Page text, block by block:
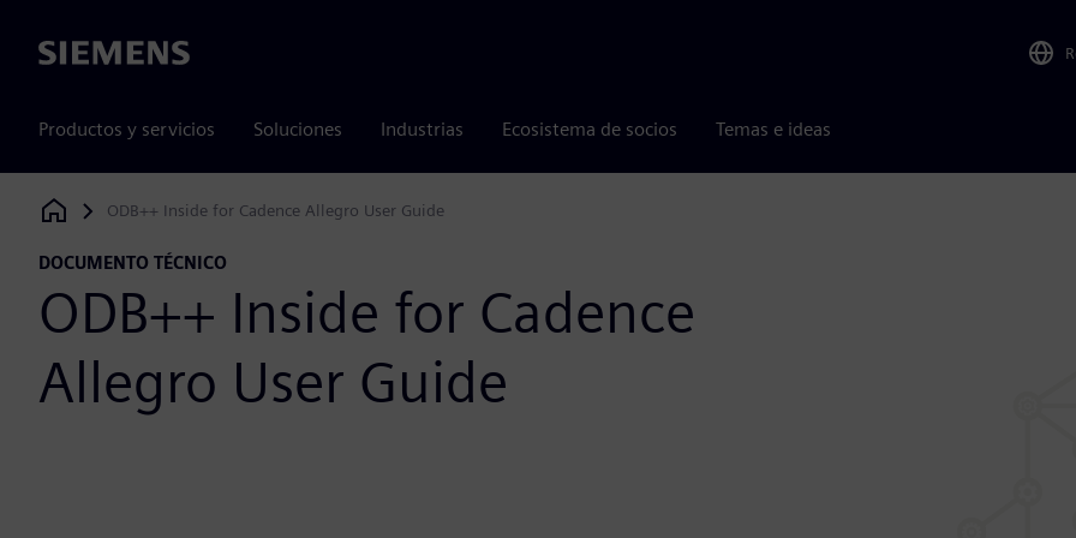
Siemens
Productos y servicios Soluciones Industrias Ecosistema de socios Temas e ideas
Siemens Digital Industries Software
ODB++ Inside for Cadence Allegro User Guide
DOCUMENTO TÉCNICO
ODB++ Inside for Cadence
Allegro User Guide